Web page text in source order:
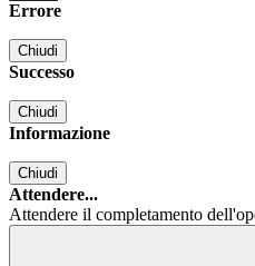
Errore
Chiudi
Successo
Chiudi
Informazione
Chiudi
Attendere...
Attendere il completamento